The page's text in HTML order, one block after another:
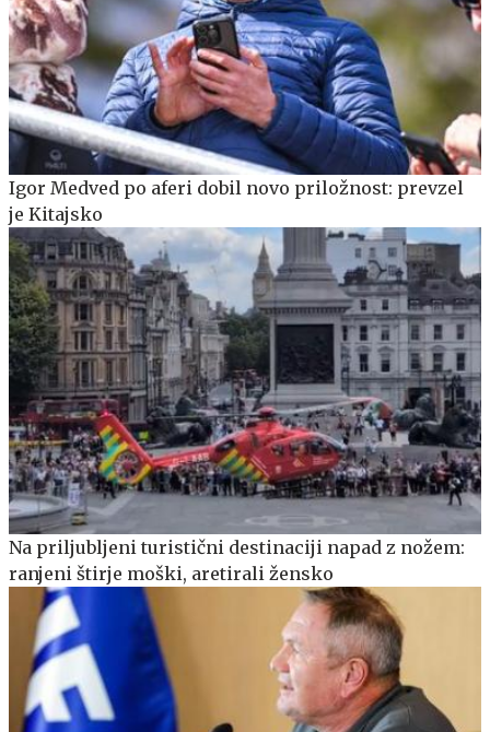
Igor Medved po aferi dobil novo priložnost: prevzel
je Kitajsko
Na priljubljeni turistični destinaciji napad z nožem:
ranjeni štirje moški, aretirali žensko